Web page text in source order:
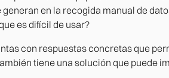
en la recogida manual de
es difícil de usar?
con respuestas concretas que
tiene una solución que puede